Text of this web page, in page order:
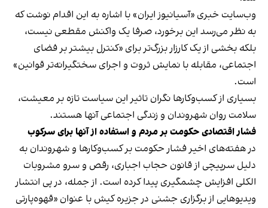
وب‌سایت خبری «آسیانیوز ایران» با اشاره به این اقدام نوشت که
به نظر می‌رسد این برخورد، صرفا یک واکنش مقطعی نیست،
بلکه بخشی از یک کارزار بزرگ‌تر برای «کنترل بیشتر بر فضای
اجتماعی، مقابله با نمایش ثروت و اجرای سختگیرانه‌تر قوانین»
است.
بسیاری از کسب‌وکارها نگران تاثیر این سیاست‌ تازه بر معیشت،
سلامت روان شهروندان و زندگی اجتماعی آنها هستند.
فشار اقتصادی حکومت بر مردم و استفاده از آنها برای سرکوب
در هفته‌های اخیر فشار حکومت بر کسب‌وکارها و شهروندان به
دلیل سرپیچی از قانون حجاب اجباری، رقص و سرو مشروبات
الکلی افزایش چشمگیری پیدا کرده است. از جمله، در پی انتشار
ویدیوهایی از برگزاری جشنی در جزیره کیش با عنوان «قهوه‌پارتی